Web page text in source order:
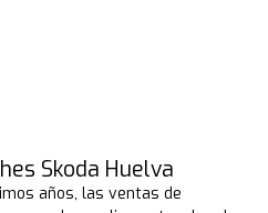
Skoda Huelva
años, las ventas de